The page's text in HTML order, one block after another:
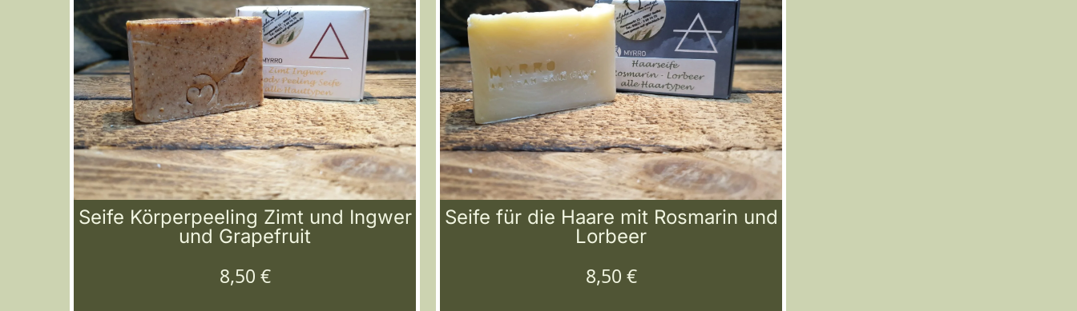
Seife Körperpeeling Zimt und Ingwer
und Grapefruit
8,50 €
Seife für die Haare mit Rosmarin und
Lorbeer
8,50 €